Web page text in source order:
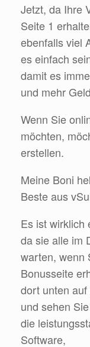
Jetzt, da Ihre
Seite 1
ebenfalls viel
es einfach
damit es
und mehr
Wenn Sie
möchten,
erstellen.
Meine Boni
Beste aus
Es ist wirklich
da sie alle im
warten, wenn
Bonusseite
dort unten
und sehen
die
Software,